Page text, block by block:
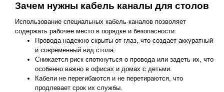
Зачем нужны кабель каналы для столов
Использование специальных кабель-каналов позволяет
содержать рабочее место в порядке и безопасности:
Провода надежно скрыты от глаз, что создает аккуратный
и современный вид стола.
Снижается риск споткнуться о провода или задеть их, что
особенно важно в офисах и домах с детьми.
Кабели не перегибаются и не перетираются, что
продлевает срок их службы.